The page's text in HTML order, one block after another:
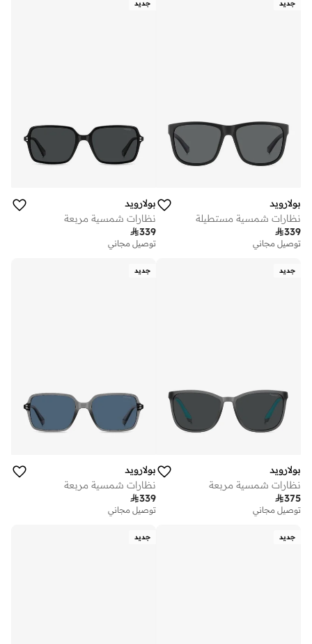
جديد
بولارويد
نظارات شمسية مستطيلة
339
توصيل مجاني
جديد
بولارويد
نظارات شمسية مربعة
339
توصيل مجاني
جديد
بولارويد
نظارات شمسية مربعة
375
توصيل مجاني
جديد
بولارويد
نظارات شمسية مربعة
339
توصيل مجاني
جديد جديد